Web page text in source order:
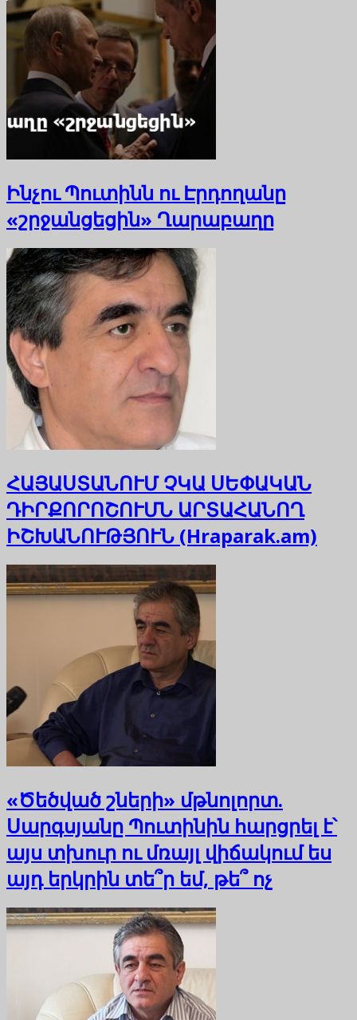
Ինչու Պուտինն ու Էրդողանը
«շրջանցեցին» Ղարաբաղը
ՀԱՅԱՍՏԱՆՈՒՄ ՉԿԱ ՍԵՓԱԿԱՆ
ԴԻՐՔՈՐՈՇՈՒՄՆ ԱՐՏԱՀԱՆՈՂ
ԻՇԽԱՆՈՒԹՅՈՒՆ (Hraparak.am)
«Ծեծված շների» մթնոլորտ.
Սարգսյանը Պուտինին հարցրել է՝
այս տխուր ու մռայլ վիճակում ես
այդ երկրին տե՞ր եմ, թե՞ ոչ